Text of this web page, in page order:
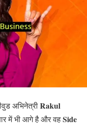
अभिनेत्रीRakul
में भी आगे है और वहSide